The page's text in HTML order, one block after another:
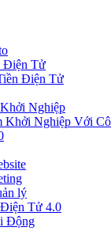
Điện Tử
Điện Tử
Nghiệp
Khởi Nghiệp Với
lý
Tử 4.0
Động